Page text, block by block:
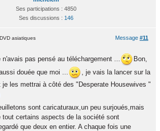
Ses participations : 4850
Ses discussions : 146
Message #11
asiatiques
n'avais pas pensé au téléchargement ...
Bon,
douée que moi ...
, je vais la lancer sur la
les mettrai à côté des "Desperate Housewives "
sont caricaturaux,un peu surjoués,mais
tout certains aspects de la société sont
que deux en entier. A chaque fois une